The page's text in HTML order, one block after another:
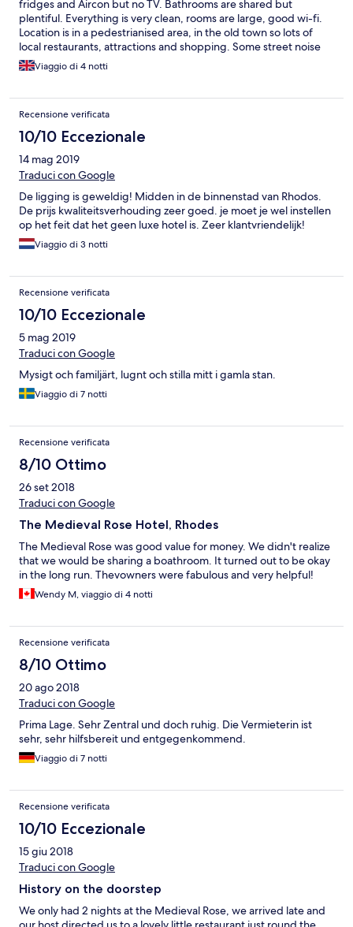
fridges and Aircon but no TV. Bathrooms are shared but
plentiful. Everything is very clean, rooms are large, good wi-fi.
Location is in a pedestrianised area, in the old town so lots of
local restaurants, attractions and shopping. Some street noise
but not too bad. Owners very pleasant and helpful. Overall I
would say this hotel is not luxurious but is excellent value and I
Viaggio di 4 notti
Recensione verificata
10/10 Eccezionale
14 mag 2019
Traduci con Google
De ligging is geweldig! Midden in de binnenstad van Rhodos.
De prijs kwaliteitsverhouding zeer goed. je moet je wel instellen
op het feit dat het geen luxe hotel is. Zeer klantvriendelijk!
Viaggio di 3 notti
Recensione verificata
10/10 Eccezionale
5 mag 2019
Traduci con Google
Mysigt och familjärt, lugnt och stilla mitt i gamla stan.
Viaggio di 7 notti
Recensione verificata
8/10 Ottimo
26 set 2018
Traduci con Google
The Medieval Rose Hotel, Rhodes
The Medieval Rose was good value for money. We didn't realize
that we would be sharing a boathroom. It turned out to be okay
in the long run. Thevowners were fabulous and very helpful!
Wendy M, viaggio di 4 notti
Recensione verificata
8/10 Ottimo
20 ago 2018
Traduci con Google
Prima Lage. Sehr Zentral und doch ruhig. Die Vermieterin ist
sehr, sehr hilfsbereit und entgegenkommend.
Viaggio di 7 notti
Recensione verificata
10/10 Eccezionale
15 giu 2018
Traduci con Google
History on the doorstep
We only had 2 nights at the Medieval Rose, we arrived late and